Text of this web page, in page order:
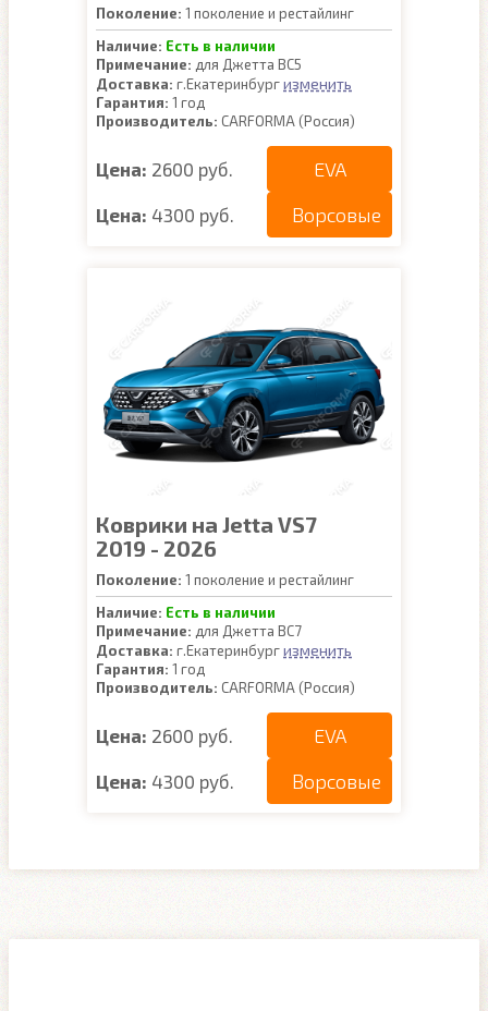
Поколение: 1 поколение и рестайлинг
Наличие: Есть в наличии
Примечание: для Джетта ВС5
Доставка: г.Екатеринбургизменить
Гарантия: 1 год
Производитель: CARFORMA (Россия)
Цена: 2600 руб. EVA
Цена: 4300 руб. Ворсовые
Коврики на Jetta VS7
2019 - 2026
Поколение: 1 поколение и рестайлинг
Наличие: Есть в наличии
Примечание: для Джетта ВС7
Доставка: г.Екатеринбургизменить
Гарантия: 1 год
Производитель: CARFORMA (Россия)
Цена: 2600 руб. EVA
Цена: 4300 руб. Ворсовые